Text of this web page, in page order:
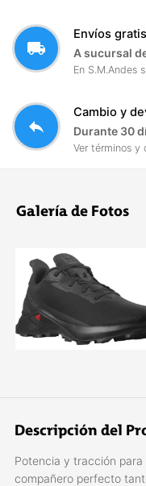
local_shipping
Envíos
A sucursal
En S.M.Andes
reply
Cambio y
Durante 30
Ver términos y
Galería de Fotos
Descripción del
Potencia y tracción
compañero perfecto